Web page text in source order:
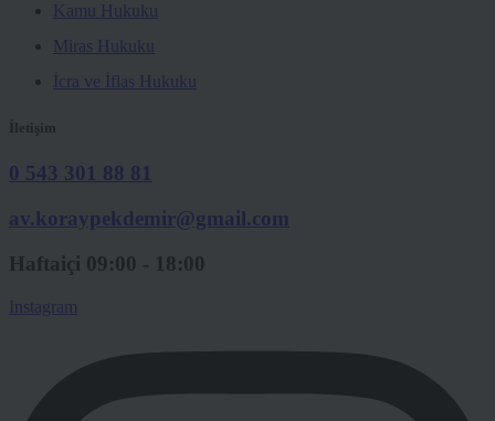
Kamu Hukuku
Miras Hukuku
İcra ve İflas Hukuku
İletişim
0 543 301 88 81
av.koraypekdemir@gmail.com
Haftaiçi 09:00 - 18:00
Instagram